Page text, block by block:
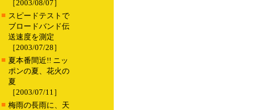
［2003/08/07］
■ スピードテストで
ブロードバンド伝
送速度を測定
［2003/07/28］
■ 夏本番間近!! ニッ
ポンの夏、花火の
夏
［2003/07/11］
■ 梅雨の長雨に、天